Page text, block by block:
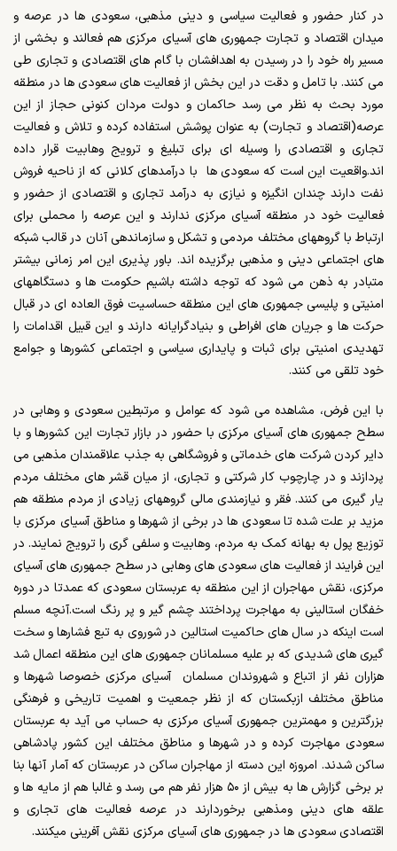
در کنار حضور و فعالیت سیاسی و دینی مذهبی، سعودی ها در عرصه و
میدان اقتصاد و تجارت جمهوری های آسیای مرکزی هم فعالند و بخشی از
مسیر راه خود را در رسیدن به اهدافشان با گام های اقتصادی و تجاری طی
می کنند. با تامل و دقت در این بخش از فعالیت های سعودی ها در منطقه
مورد بحث به نظر می رسد حاکمان و دولت مردان کنونی حجاز از این
عرصه(اقتصاد و تجارت) به عنوان پوشش استفاده کرده و تلاش و فعالیت
تجاری و اقتصادی را وسیله ای برای تبلیغ و ترویج وهابیت قرار داده
اند.واقعیت این است که سعودی ها با درآمدهای کلانی که از ناحیه فروش
نفت دارند چندان انگیزه و نیازی به درآمد تجاری و اقتصادی از حضور و
فعالیت خود در منطقه آسیای مرکزی ندارند و این عرصه را محملی برای
ارتباط با گروههای مختلف مردمی و تشکل و سازماندهی آنان در قالب شبکه
های اجتماعی دینی و مذهبی برگزیده اند. باور پذیری این امر زمانی بیشتر
متبادر به ذهن می شود که توجه داشته باشیم حکومت ها و دستگاههای
امنیتی و پلیسی جمهوری های این منطقه حساسیت فوق العاده ای در قبال
حرکت ها و جریان های افراطی و بنیادگرایانه دارند و این قبیل اقدامات را
تهدیدی امنیتی برای ثبات و پایداری سیاسی و اجتماعی کشورها و جوامع
خود تلقی می کنند.
با این فرض، مشاهده می شود که عوامل و مرتبطین سعودی و وهابی در
سطح جمهوری های آسیای مرکزی با حضور در بازار تجارت این کشورها و با
دایر کردن شرکت های خدماتی و فروشگاهی به جذب علاقمندان مذهبی می
پردازند و در چارچوب کار شرکتی و تجاری، از میان قشر های مختلف مردم
یار گیری می کنند. فقر و نیازمندی مالی گروههای زیادی از مردم منطقه هم
مزید بر علت شده تا سعودی ها در برخی از شهرها و مناطق آسیای مرکزی با
توزیع پول به بهانه کمک به مردم، وهابیت و سلفی گری را ترویج نمایند. در
این فرایند از فعالیت های سعودی های وهابی در سطح جمهوری های آسیای
مرکزی، نقش مهاجران از این منطقه به عربستان سعودی که عمدتا در دوره
خفگان استالینی به مهاجرت پرداختند چشم گیر و پر رنگ است.آنچه مسلم
است اینکه در سال های حاکمیت استالین در شوروی به تبع فشارها و سخت
گیری های شدیدی که بر علیه مسلمانان جمهوری های این منطقه اعمال شد
هزاران نفر از اتباع و شهروندان مسلمان آسیای مرکزی خصوصا شهرها و
مناطق مختلف ازبکستان که از نظر جمعیت و اهمیت تاریخی و فرهنگی
بزرگترین و مهمترین جمهوری آسیای مرکزی به حساب می آید به عربستان
سعودی مهاجرت کرده و در شهرها و مناطق مختلف این کشور پادشاهی
ساکن شدند. امروزه این دسته از مهاجران ساکن در عربستان که آمار آنها بنا
بر برخی گزارش ها به بیش از ۵۰ هزار نفر هم می رسد و غالبا هم از مایه ها و
علقه های دینی ومذهبی برخوردارند در عرصه فعالیت های تجاری و
اقتصادی سعودی ها در جمهوری های آسیای مرکزی نقش آفرینی میکنند.